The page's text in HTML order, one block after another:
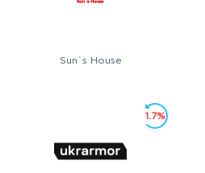
Sun`s House
1.7%